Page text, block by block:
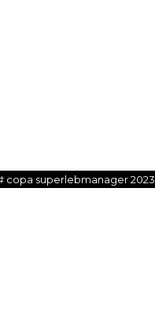
copa superlebmanager 2023